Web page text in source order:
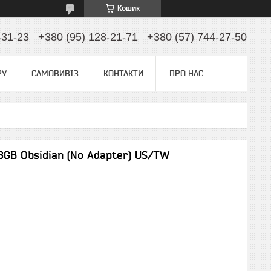
Кошик
23 +380 (95) 128-21-71 +380 (57) 744-27-50
САМОВИВІЗ КОНТАКТИ ПРО НАС
Obsidian (No Adapter) US/TW